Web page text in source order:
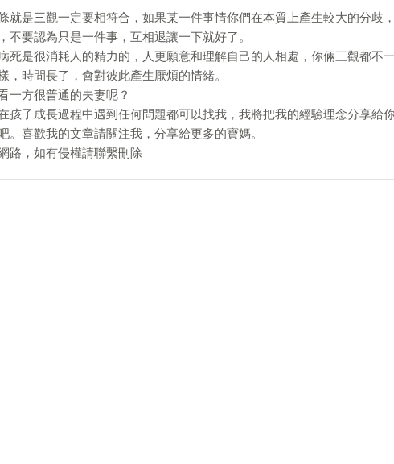
就是三觀一定要相符合，如果某一件事情你們在本質上產生較大的分歧
不要認為只是一件事，互相退讓一下就好了。
死是很消耗人的精力的，人更願意和理解自己的人相處，你倆三觀都不
，時間長了，會對彼此產生厭煩的情緒。
一方很普通的夫妻呢？
孩子成長過程中遇到任何問題都可以找我，我將把我的經驗理念分享給
。喜歡我的文章請關注我，分享給更多的寶媽。
路，如有侵權請聯繫刪除